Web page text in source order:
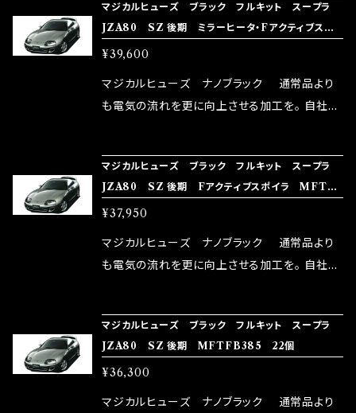
rz）の2店舗の専売品になりますので宜しくお願
い致します。
メ！ レーシングドライバーMAX織戸選手がテス
ターとなり吟味し時間を掛けて検証し、これは
体感出来て面白く、車には必ずプラスになりデメ
リットが無い。と。 コラボ開発製品です。 購入先
はこちらのマジカルヒューズ直販サイトと横浜に
rz）の2店舗の専売品になりますので宜しくお願
い致します。
マジカルヒューズ ブラック フルキット スープラ
JZA80 SZ 後期 ミラーヒータ・Fアクティブスポ
イラ MFTFB387 24個
¥39,600
マジカルヒューズ ナノブラック 通常品より
も電気の流れを更に向上させる加工を。 自社比
メ！ レーシングドライバーMAX織戸選手がテス
ターとなり吟味し時間を掛けて検証し、これは
体感出来て面白く、車には必ずプラスになりデメ
リットが無い。と。 コラボ開発製品です。 購入先
はこちらのマジカルヒューズ直販サイトと横浜に
rz）の2店舗の専売品になりますので宜しくお願
い致します。
マジカルヒューズ ブラック フルキット スープラ
JZA80 SZ 後期 Fアクティブスポイラ MFTF
B386 23個
¥37,950
マジカルヒューズ ナノブラック 通常品より
も電気の流れを更に向上させる加工を。 自社比
メ！ レーシングドライバーMAX織戸選手がテス
ターとなり吟味し時間を掛けて検証し、これは
体感出来て面白く、車には必ずプラスになりデメ
リットが無い。と。 コラボ開発製品です。 購入先
マジカルヒューズ ブラック フルキット スープラ
JZA80 SZ 後期 MFTFB385 22個
¥36,300
マジカルヒューズ ナノブラック 通常品より